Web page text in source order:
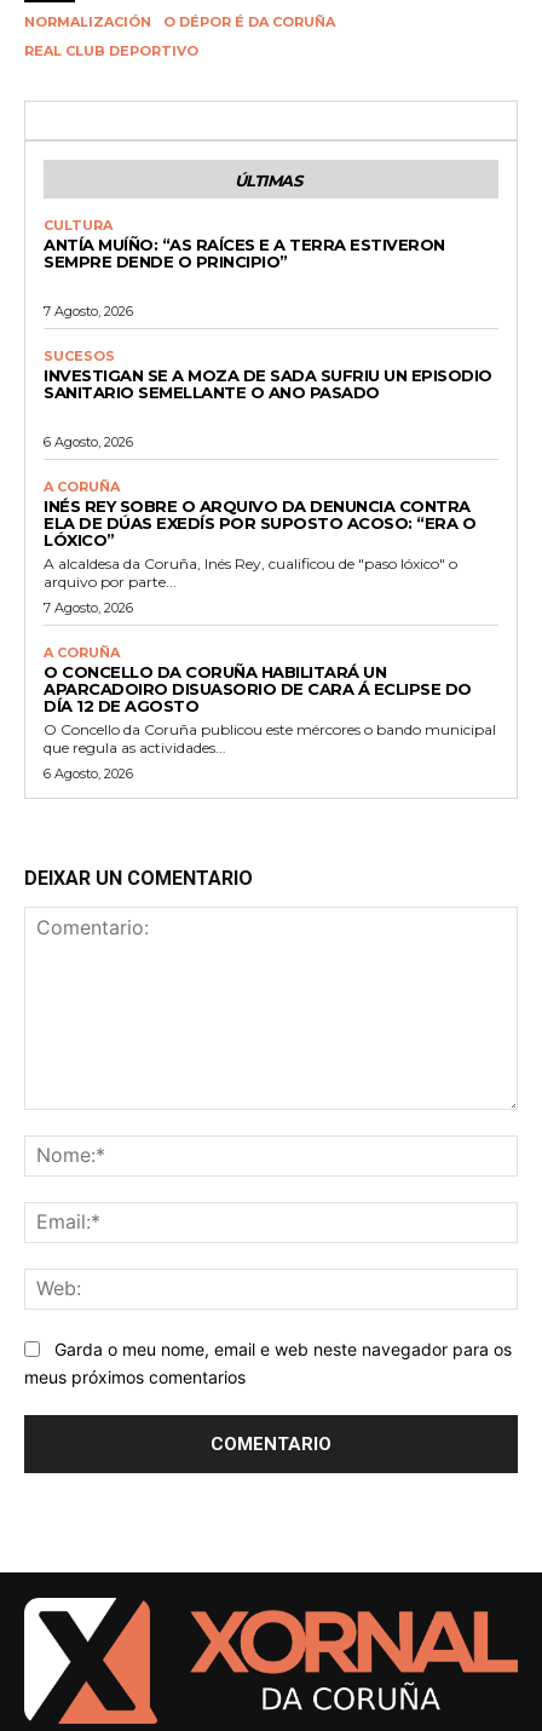
NORMALIZACIÓN
O DÉPOR É DA CORUÑA
REAL CLUB DEPORTIVO
ÚLTIMAS
CULTURA
ANTÍA MUÍÑO: “AS RAÍCES E A TERRA ESTIVERON
SEMPRE DENDE O PRINCIPIO”
7 Agosto, 2026
SUCESOS
INVESTIGAN SE A MOZA DE SADA SUFRIU UN EPISODIO
SANITARIO SEMELLANTE O ANO PASADO
6 Agosto, 2026
A CORUÑA
INÉS REY SOBRE O ARQUIVO DA DENUNCIA CONTRA
ELA DE DÚAS EXEDÍS POR SUPOSTO ACOSO: “ERA O
LÓXICO”
A alcaldesa da Coruña, Inés Rey, cualificou de "paso lóxico" o
arquivo por parte...
7 Agosto, 2026
A CORUÑA
O CONCELLO DA CORUÑA HABILITARÁ UN
APARCADOIRO DISUASORIO DE CARA Á ECLIPSE DO
DÍA 12 DE AGOSTO
O Concello da Coruña publicou este mércores o bando municipal
que regula as actividades...
6 Agosto, 2026
DEIXAR UN COMENTARIO
Garda o meu nome, email e web neste navegador para os
meus próximos comentarios